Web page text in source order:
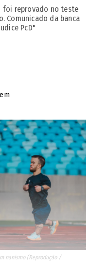
foi reprovado no teste
Comunicado da banca
PcD"
nanismo (Reprodução /